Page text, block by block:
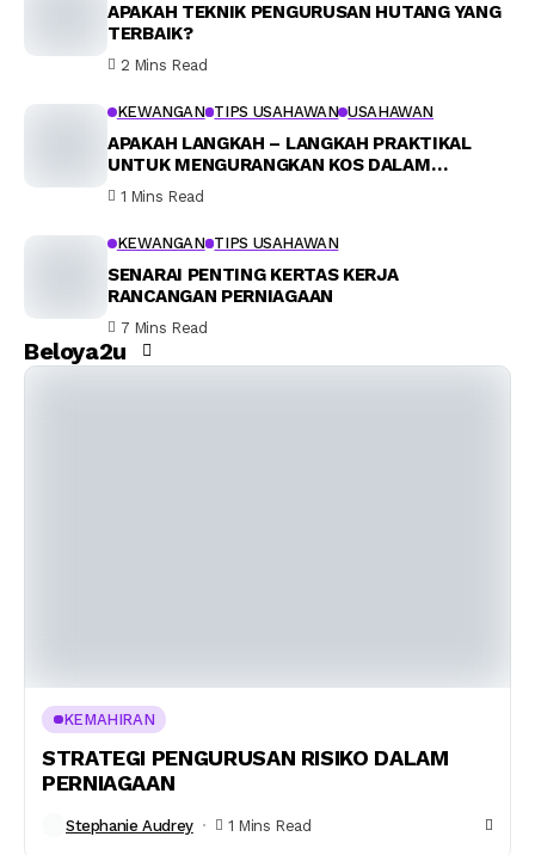
APAKAH TEKNIK PENGURUSAN HUTANG YANG
TERBAIK?
2 Mins Read
KEWANGAN TIPS USAHAWAN USAHAWAN
APAKAH LANGKAH – LANGKAH PRAKTIKAL
UNTUK MENGURANGKAN KOS DALAM
PERNIAGAAN?
1 Mins Read
KEWANGAN TIPS USAHAWAN
SENARAI PENTING KERTAS KERJA
RANCANGAN PERNIAGAAN
7 Mins Read
Beloya2u
KEMAHIRAN
STRATEGI PENGURUSAN RISIKO DALAM
PERNIAGAAN
Stephanie Audrey 1 Mins Read